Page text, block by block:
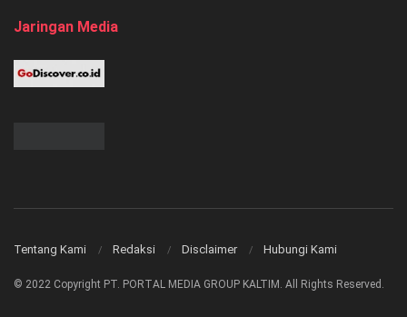
Jaringan Media
Tentang Kami Redaksi Disclaimer Hubungi Kami
© 2022 Copyright PT. PORTAL MEDIA GROUP KALTIM. All Rights Reserved.